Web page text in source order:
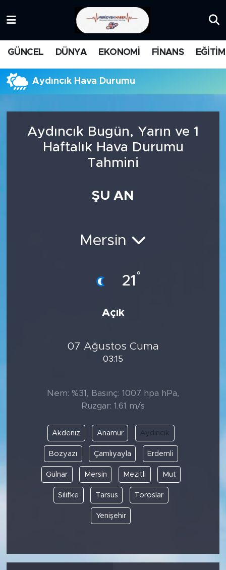
GÜNCEL DÜNYA EKONOMİ FİNANS EĞİTİM
Aydıncık Hava Durumu
Aydıncık Bugün, Yarın ve 1
Haftalık Hava Durumu
Tahmini
ŞU AN
Mersin
21 °
Açık
07 Ağustos Cuma
03:15
Nem: %31, Basınç: 1007 hpa hPa,
Rüzgar: 1.61 m/s
Akdeniz Anamur Aydıncık
Bozyazı Çamlıyayla Erdemli
Gülnar Mersin Mezitli Mut
Silifke Tarsus Toroslar
Yenişehir
FİNANS
BİLİM-TEKNOLOJİ
DİNİ
POLİTİKA
EKONOMİ
SPOR
KÜLTÜR SANAT
TARİHTEN GÜNÜMÜZE
Süper Lig Puan Durumu ve Fikstür
Tüm Manşetler
Son Dakika Haberleri